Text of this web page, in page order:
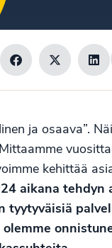
ja osaava”.
kehittää
aikana
tyytyväisiä